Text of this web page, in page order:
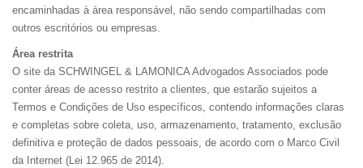
encaminhadas à área responsável, não sendo compartilhadas com
outros escritórios ou empresas.
Área restrita
O site da SCHWINGEL & LAMONICA Advogados Associados pode
conter áreas de acesso restrito a clientes, que estarão sujeitos a
Termos e Condições de Uso específicos, contendo informações claras
e completas sobre coleta, uso, armazenamento, tratamento, exclusão
definitiva e proteção de dados pessoais, de acordo com o Marco Civil
da Internet (Lei 12.965 de 2014).